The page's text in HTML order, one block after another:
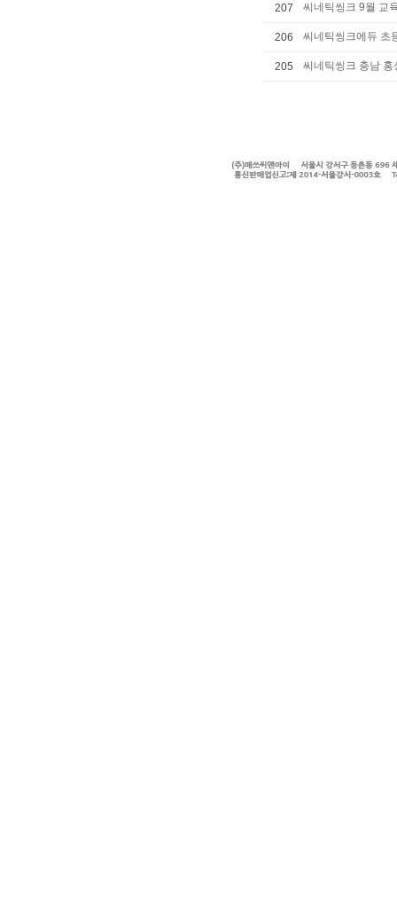
207 씨네틱씽크 9월 교
206 씨네틱씽크에듀 초
205 씨네틱씽크 충남